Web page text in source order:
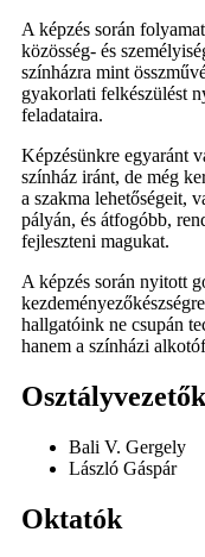
A képzés során
közösség- és
színházra mint
gyakorlati felkészülést
feladataira.
Képzésünkre egyaránt
színház iránt, de még
a szakma lehetőségeit,
pályán, és átfogóbb,
fejleszteni magukat.
A képzés során nyitott
hallgatóink ne csupán
hanem a színházi
Osztályvezetők
Bali V. Gergely
László Gáspár
Oktatók